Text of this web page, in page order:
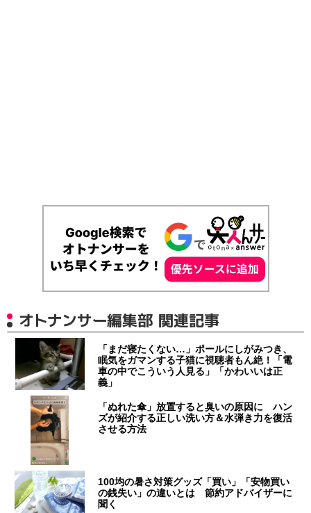
オトナンサー編集部 関連記事
「まだ寝たくない…」ポールにしがみつき、
眠気をガマンする子猫に視聴者もん絶！「電
車の中でこういう人見る」「かわいいは正
義」
「ぬれた傘」放置すると臭いの原因に ハン
ズが紹介する正しい洗い方＆水弾き力を復活
させる方法
100均の暑さ対策グッズ「買い」「安物買い
の銭失い」の違いとは 節約アドバイザーに
聞く